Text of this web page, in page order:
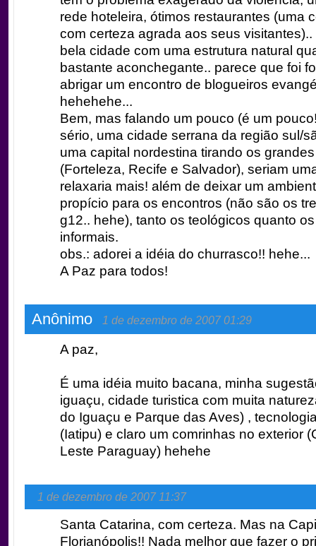
rede hoteleira, ótimos restaurantes (uma
com certeza agrada aos seus visitantes)..
bela cidade com uma estrutura natural
bastante aconchegante.. parece que foi
abrigar um encontro de blogueiros
hehehehe...
Bem, mas falando um pouco (é um
sério, uma cidade serrana da região sul/
uma capital nordestina tirando os
(Forteleza, Recife e Salvador), seriam
relaxaria mais! além de deixar um
propício para os encontros (não são os
g12.. hehe), tanto os teológicos quanto
informais.
obs.: adorei a idéia do churrasco!! hehe...
A Paz para todos!
Anônimo 1 de dezembro de 2007 01:29
A paz,
É uma idéia muito bacana, minha
iguaçu, cidade turistica com muita
do Iguaçu e Parque das Aves) ,
(Iatipu) e claro um comrinhas no exterior
Leste Paraguay) hehehe
1 de dezembro de 2007 11:37
Santa Catarina, com certeza. Mas na
Florianópolis!! Nada melhor que fazer o